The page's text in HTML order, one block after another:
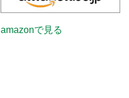
amazonで見る